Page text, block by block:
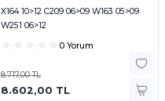
X164 10>12 C209 06>09 W163 05>09
W251 06>12
0 Yorum
8.717,00 TL
8.602,00 TL